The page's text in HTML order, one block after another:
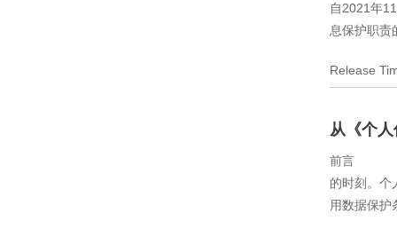
自2021年
息保护职责
Release
从《个
前言 近日
的时刻。个
用数据保护